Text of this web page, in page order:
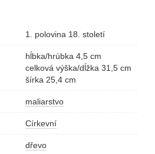
1. polovina 18. století
hĺbka/hrúbka 4,5 cm
celková výška/dĺžka 31,5 cm
šírka 25,4 cm
maliarstvo
Církevní
dřevo